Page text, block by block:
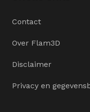
Contact
Over Flam3D
Disclaimer
Privacy en